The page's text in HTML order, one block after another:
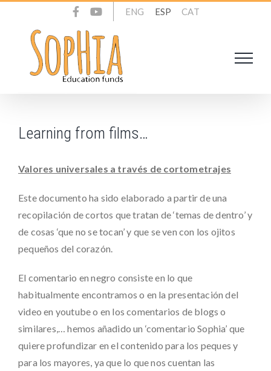
content
ENG ESP CAT
Learning from films…
Valores universales a través de cortometrajes
Este documento ha sido elaborado a partir de una
recopilación de cortos que tratan de ‘temas de dentro’ y
de cosas ‘que no se tocan’ y que se ven con los ojitos
pequeños del corazón.
El comentario en negro consiste en lo que
habitualmente encontramos o en la presentación del
video en youtube o en los comentarios de blogs o
similares,… hemos añadido un ‘comentario Sophia’ que
quiere profundizar en el contenido para los peques y
para los mayores, ya que lo que nos cuentan las